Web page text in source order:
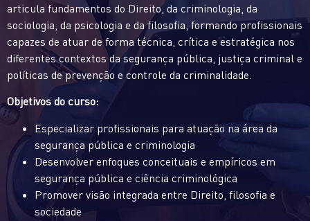
articula fundamentos do Direito, da criminologia, da
sociologia, da psicologia e da filosofia, formando profissionais
capazes de atuar de forma técnica, crítica e estratégica nos
diferentes contextos da segurança pública, justiça criminal e
políticas de prevenção e controle da criminalidade.
Objetivos do curso:
Especializar profissionais para atuação na área da
segurança pública e criminologia
Desenvolver enfoques conceituais e empíricos em
segurança pública e ciência criminológica
Promover visão integrada entre Direito, filosofia e
sociedade